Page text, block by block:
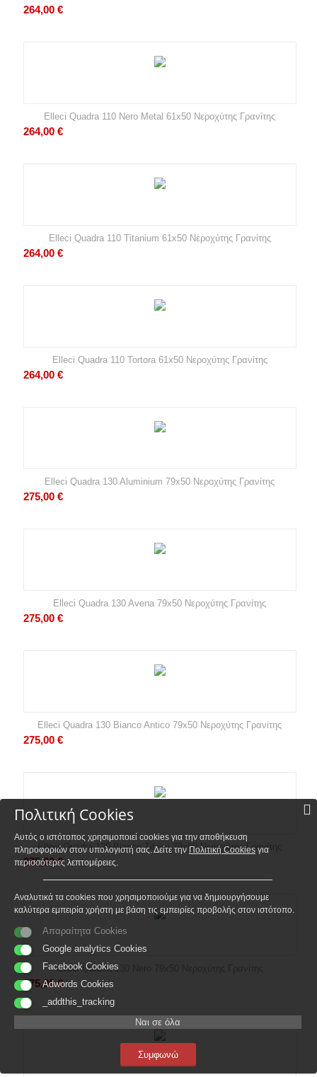
264,00 €
Elleci Quadra 110 Nero Metal 61x50 Νεροχύτης Γρανίτης
264,00 €
Elleci Quadra 110 Titanium 61x50 Νεροχύτης Γρανίτης
264,00 €
Elleci Quadra 110 Tortora 61x50 Νεροχύτης Γρανίτης
264,00 €
Elleci Quadra 130 Aluminium 79x50 Νεροχύτης Γρανίτης
275,00 €
Elleci Quadra 130 Avena 79x50 Νεροχύτης Γρανίτης
275,00 €
Elleci Quadra 130 Bianco Antico 79x50 Νεροχύτης Γρανίτης
275,00 €
Elleci Quadra 130 Bianco Titano 79x50 Νεροχύτης Γρανίτης
275,00 €
Elleci Quadra 130 Nero 79x50 Νεροχύτης Γρανίτης
275,00 €
Πολιτική Cookies
Αυτός ο ιστότοπος χρησιμοποιεί cookies για την αποθήκευση
πληροφοριών στον υπολογιστή σας. Δείτε την Πολιτική Cookies για
περισσότερες λεπτομέρειες.
Αναλυτικά τα cookies που χρησιμοποιούμε για να δημιουργήσουμε
καλύτερα εμπειρία χρήστη με βάση τις εμπειρίες προβολής στον ιστότοπο.
Απαραίτητα Cookies
Google analytics Cookies
Facebook Cookies
Adwords Cookies
_addthis_tracking
Ναι σε όλα
Συμφωνώ